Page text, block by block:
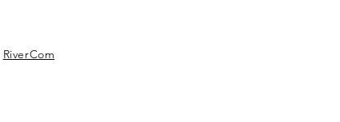
RiverCom